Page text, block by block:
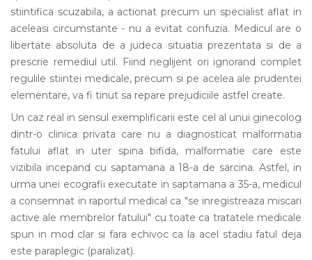
stiintifica scuzabila, a actionat precum un specialist aflat in
aceleasi circumstante - nu a evitat confuzia. Medicul are o
libertate absoluta de a judeca situatia prezentata si de a
prescrie remediul util. Fiind neglijent ori ignorand complet
regulile stiintei medicale, precum si pe acelea ale prudentei
elementare, va fi tinut sa repare prejudiciile astfel create.
Un caz real in sensul exemplificarii este cel al unui ginecolog
dintr-o clinica privata care nu a diagnosticat malformatia
fatului aflat in uter spina bifida, malformatie care este
vizibila incepand cu saptamana a 18-a de sarcina. Astfel, in
urma unei ecografii executate in saptamana a 35-a, medicul
a consemnat in raportul medical ca "se inregistreaza miscari
active ale membrelor fatului" cu toate ca tratatele medicale
spun in mod clar si fara echivoc ca la acel stadiu fatul deja
este paraplegic (paralizat).